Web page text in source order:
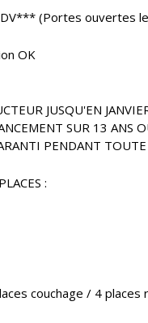
(Portes ouvertes
OK
JUSQU'EN
SUR 13 ANS
PENDANT
:
couchage / 4 places